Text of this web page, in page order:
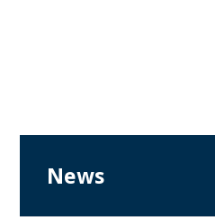
News